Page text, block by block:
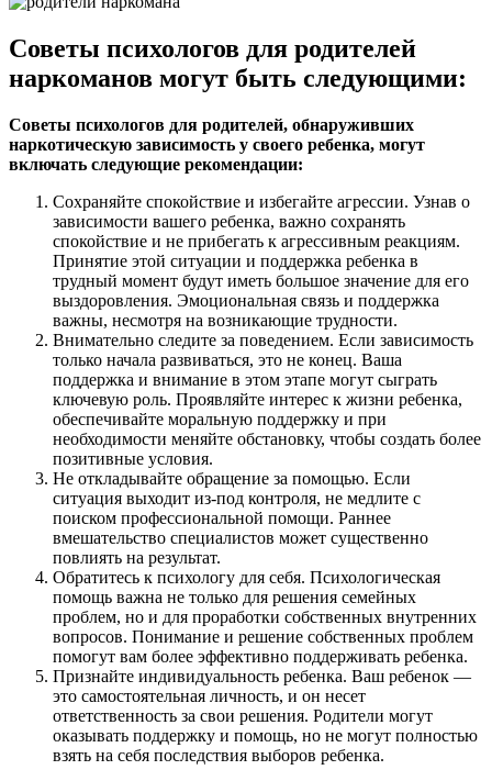
Советы психологов для родителей
наркоманов могут быть следующими:
Советы психологов для родителей, обнаруживших
наркотическую зависимость у своего ребенка, могут
включать следующие рекомендации:
Сохраняйте спокойствие и избегайте агрессии. Узнав о
зависимости вашего ребенка, важно сохранять
спокойствие и не прибегать к агрессивным реакциям.
Принятие этой ситуации и поддержка ребенка в
трудный момент будут иметь большое значение для его
выздоровления. Эмоциональная связь и поддержка
важны, несмотря на возникающие трудности.
Внимательно следите за поведением. Если зависимость
только начала развиваться, это не конец. Ваша
поддержка и внимание в этом этапе могут сыграть
ключевую роль. Проявляйте интерес к жизни ребенка,
обеспечивайте моральную поддержку и при
необходимости меняйте обстановку, чтобы создать более
позитивные условия.
Не откладывайте обращение за помощью. Если
ситуация выходит из-под контроля, не медлите с
поиском профессиональной помощи. Раннее
вмешательство специалистов может существенно
повлиять на результат.
Обратитесь к психологу для себя. Психологическая
помощь важна не только для решения семейных
проблем, но и для проработки собственных внутренних
вопросов. Понимание и решение собственных проблем
помогут вам более эффективно поддерживать ребенка.
Признайте индивидуальность ребенка. Ваш ребенок —
это самостоятельная личность, и он несет
ответственность за свои решения. Родители могут
оказывать поддержку и помощь, но не могут полностью
взять на себя последствия выборов ребенка.